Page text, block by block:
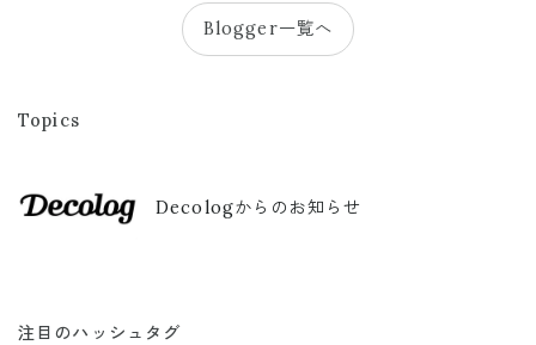
Blogger一覧へ
Topics
Decologからのお知らせ
注目のハッシュタグ